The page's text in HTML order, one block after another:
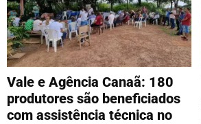
Vale e Agência Canaã: 180
produtores são beneficiados
com assistência técnica no